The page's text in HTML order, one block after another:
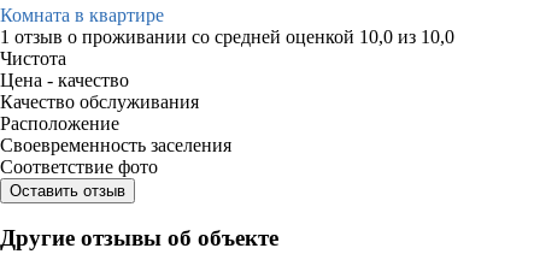
Комната в квартире
1 отзыв о проживании со средней оценкой 10,0 из 10,0
Чистота
Цена - качество
Качество обслуживания
Расположение
Своевременность заселения
Соответствие фото
Оставить отзыв
Другие отзывы об объекте